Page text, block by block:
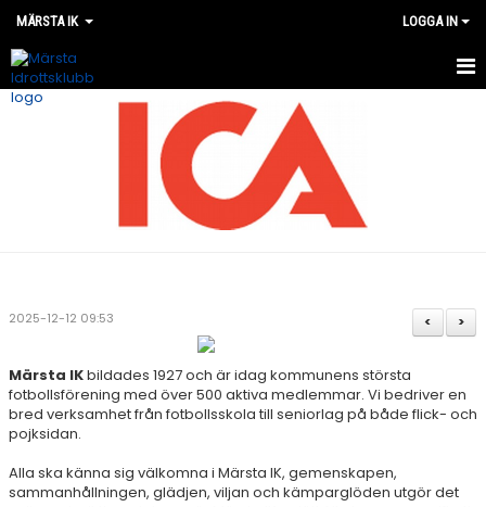
MÄRSTA IK LOGGA IN
VÅRA LAG
>
<
2025-12-12 09:53
Märsta IKbildades 1927 och är idag kommunens största
fotbollsförening med över 500 aktiva medlemmar. Vi bedriver en
bred verksamhet från fotbollsskola till seniorlag på både flick- och
pojksidan.
Alla ska känna sig välkomna i Märsta IK, gemenskapen,
sammanhållningen, glädjen, viljan och kämparglöden utgör det